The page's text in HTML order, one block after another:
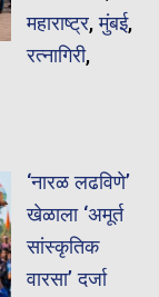
महाराष्ट्र,मुंबई,
रत्नागिरी,
‘नारळ लढविणे’
खेळाला ‘अमूर्त
सांस्कृतिक
वारसा’ दर्जा